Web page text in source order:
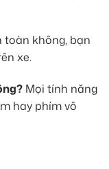
toàn không, bạn
xe.
Mọi tính năng
hay phím vô